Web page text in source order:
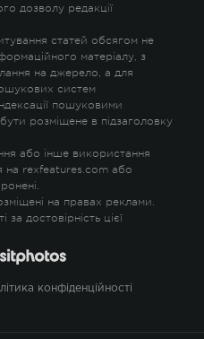
дозволу редакції
статей обсягом не
матеріалу, з
на джерело, а для
систем
пошуковими
розміщене в підзаголовку
або інше використання
на rexfeatures.com або
на правах реклами.
за достовірність цієї
конфіденційності